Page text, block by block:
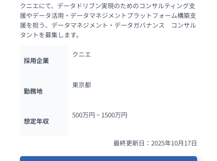
クニエにて、データドリブン実現のためのコンサルティング支
援やデータ活用・データマネジメントプラットフォーム構築支
援を担う、データマネジメント・データガバナンス　コンサル
タントを募集します。
採用企業
クニエ
勤務地
東京都
想定年収
500万円 ~ 1500万円
最終更新日：2025年10月17日